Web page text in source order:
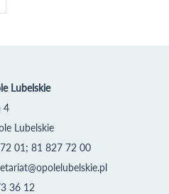
Lubelskie
4
Lubelskie
01; 81 827 72 00
36 12